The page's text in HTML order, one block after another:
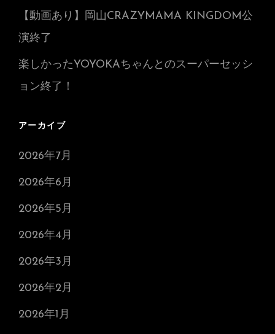
【動画あり】岡山CRAZYMAMA KINGDOM公
演終了
楽しかったYOYOKAちゃんとのスーパーセッシ
ョン終了！
アーカイブ
2026年7月
2026年6月
2026年5月
2026年4月
2026年3月
2026年2月
2026年1月